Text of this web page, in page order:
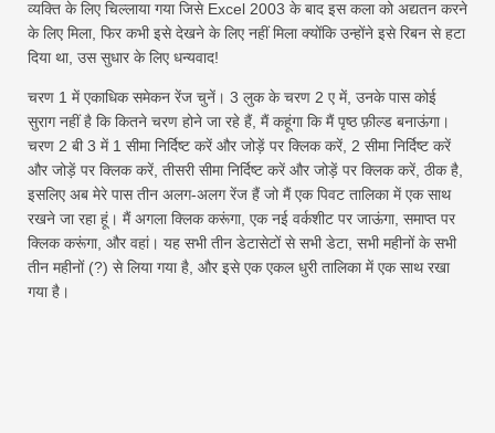
व्यक्ति के लिए चिल्लाया गया जिसे Excel 2003 के बाद इस कला को अद्यतन करने
के लिए मिला, फिर कभी इसे देखने के लिए नहीं मिला क्योंकि उन्होंने इसे रिबन से हटा
दिया था, उस सुधार के लिए धन्यवाद!
चरण 1 में एकाधिक समेकन रेंज चुनें। 3 लुक के चरण 2 ए में, उनके पास कोई
सुराग नहीं है कि कितने चरण होने जा रहे हैं, मैं कहूंगा कि मैं पृष्ठ फ़ील्ड बनाऊंगा।
चरण 2 बी 3 में 1 सीमा निर्दिष्ट करें और जोड़ें पर क्लिक करें, 2 सीमा निर्दिष्ट करें
और जोड़ें पर क्लिक करें, तीसरी सीमा निर्दिष्ट करें और जोड़ें पर क्लिक करें, ठीक है,
इसलिए अब मेरे पास तीन अलग-अलग रेंज हैं जो मैं एक पिवट तालिका में एक साथ
रखने जा रहा हूं। मैं अगला क्लिक करूंगा, एक नई वर्कशीट पर जाऊंगा, समाप्त पर
क्लिक करूंगा, और वहां। यह सभी तीन डेटासेटों से सभी डेटा, सभी महीनों के सभी
तीन महीनों (?) से लिया गया है, और इसे एक एकल धुरी तालिका में एक साथ रखा
गया है।